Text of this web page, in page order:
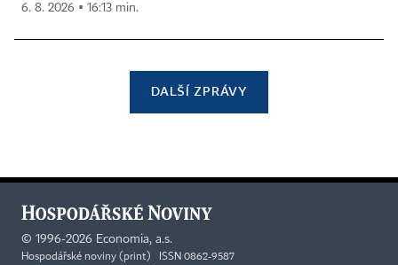
6. 8. 2026 ▪ 16:13 min.
DALŠÍ ZPRÁVY
© 1996-2026 Economia, a.s.
Hospodářské noviny (print) ISSN 0862-9587